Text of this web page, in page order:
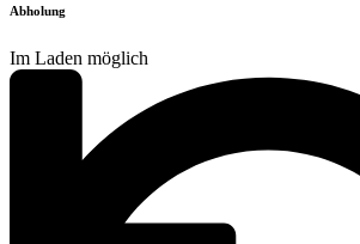
Abholung
Im Laden möglich